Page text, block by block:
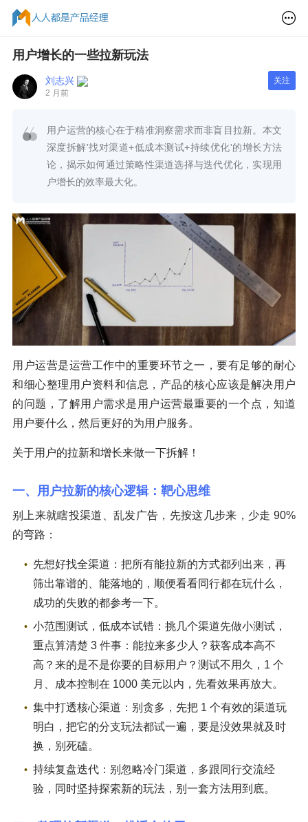
用户增长的一些拉新玩法
刘志兴
2 月前
关注
用户运营的核心在于精准洞察需求而非盲目拉新。本文
深度拆解'找对渠道+低成本测试+持续优化'的增长方法
论，揭示如何通过策略性渠道选择与迭代优化，实现用
户增长的效率最大化。
用户运营是运营工作中的重要环节之一，要有足够的耐心
和细心整理用户资料和信息，产品的核心应该是解决用户
的问题，了解用户需求是用户运营最重要的一个点，知道
用户要什么，然后更好的为用户服务。
关于用户的拉新和增长来做一下拆解！
一、用户拉新的核心逻辑：靶心思维
别上来就瞎投渠道、乱发广告，先按这几步来，少走 90%
的弯路：
先想好找全渠道：把所有能拉新的方式都列出来，再
筛出靠谱的、能落地的，顺便看看同行都在玩什么，
成功的失败的都参考一下。
小范围测试，低成本试错：挑几个渠道先做小测试，
重点算清楚 3 件事：能拉来多少人？获客成本高不
高？来的是不是你要的目标用户？测试不用久，1 个
月、成本控制在 1000 美元以内，先看效果再放大。
集中打透核心渠道：别贪多，先把 1 个有效的渠道玩
明白，把它的分支玩法都试一遍，要是没效果就及时
换，别死磕。
持续复盘迭代：别忽略冷门渠道，多跟同行交流经
验，同时坚持探索新的玩法，别一套方法用到底。